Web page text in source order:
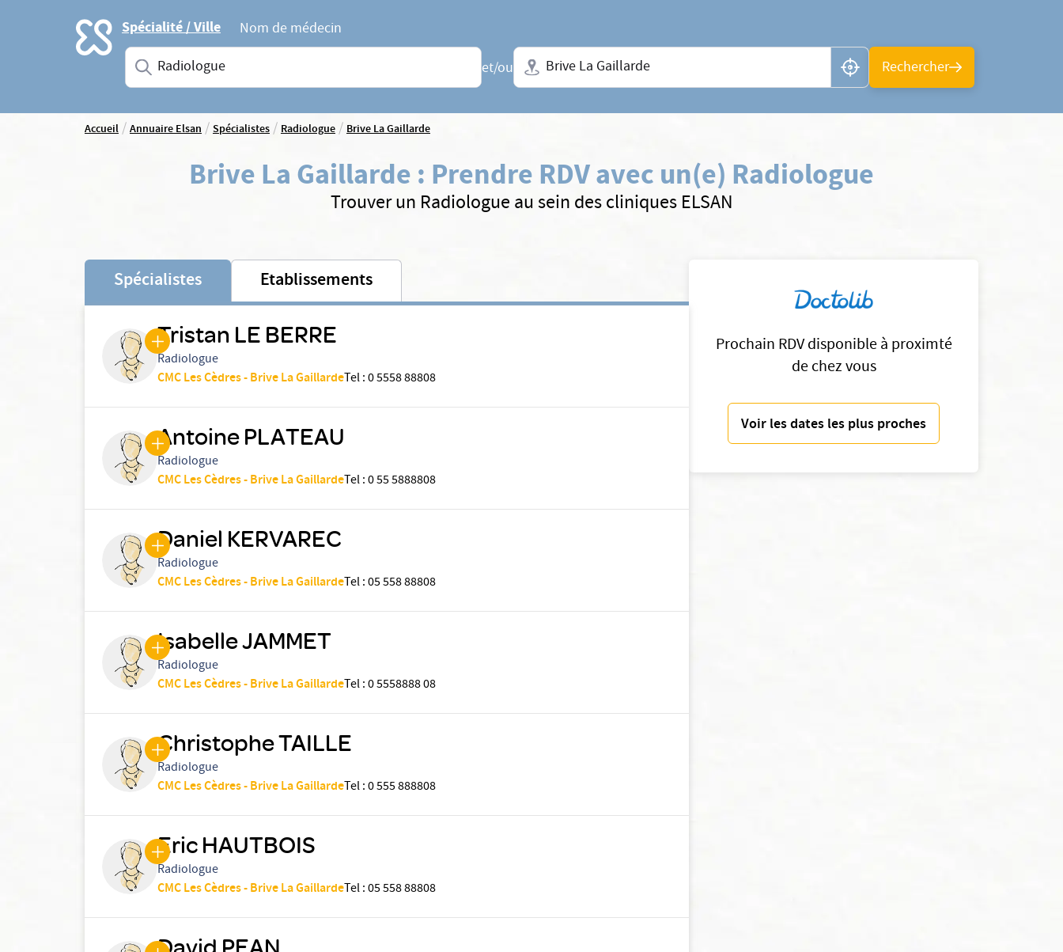
Accueil Spécialité / Ville
Nom de médecin
Saisissez une spécialité ou un service
et/ou
Ville + N° de département, région ou CP
Rechercher
Accueil/Annuaire Elsan/Spécialistes/Radiologue/Brive La Gaillarde
Brive La Gaillarde : Prendre RDV avec un(e) Radiologue
Trouver un Radiologue au sein des cliniques ELSAN
Prochain RDV disponible à proximté
de chez vous
Voir les dates les plus proches
Spécialistes Etablissements
Tristan LE BERRE
Radiologue
CMC Les Cèdres - Brive La GaillardeTel:0 5558 88808
Antoine PLATEAU
Radiologue
CMC Les Cèdres - Brive La GaillardeTel:0 55 5888808
Daniel KERVAREC
Radiologue
CMC Les Cèdres - Brive La GaillardeTel:05 558 88808
Isabelle JAMMET
Radiologue
CMC Les Cèdres - Brive La GaillardeTel:0 5558888 08
Christophe TAILLE
Radiologue
CMC Les Cèdres - Brive La GaillardeTel:0 555 888808
Eric HAUTBOIS
Radiologue
CMC Les Cèdres - Brive La GaillardeTel:05 558 88808